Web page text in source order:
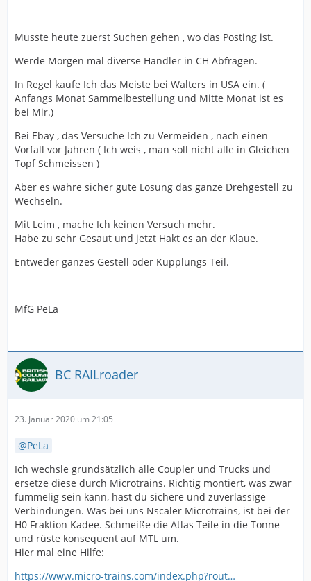
Musste heute zuerst Suchen gehen , wo das Posting ist.
Werde Morgen mal diverse Händler in CH Abfragen.
In Regel kaufe Ich das Meiste bei Walters in USA ein. (
Anfangs Monat Sammelbestellung und Mitte Monat ist es
bei Mir.)
Bei Ebay , das Versuche Ich zu Vermeiden , nach einen
Vorfall vor Jahren ( Ich weis , man soll nicht alle in Gleichen
Topf Schmeissen )
Aber es währe sicher gute Lösung das ganze Drehgestell zu
Wechseln.
Mit Leim , mache Ich keinen Versuch mehr.
Habe zu sehr Gesaut und jetzt Hakt es an der Klaue.
Entweder ganzes Gestell oder Kupplungs Teil.
MfG PeLa
BC RAILroader
23. Januar 2020 um 21:05
PeLa
Ich wechsle grundsätzlich alle Coupler und Trucks und
ersetze diese durch Microtrains. Richtig montiert, was zwar
fummelig sein kann, hast du sichere und zuverlässige
Verbindungen. Was bei uns Nscaler Microtrains, ist bei der
H0 Fraktion Kadee. Schmeiße die Atlas Teile in die Tonne
und rüste konsequent auf MTL um.
Hier mal eine Hilfe:
https://www.micro-trains.com/index.php?rout…